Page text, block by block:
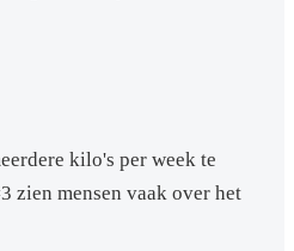
kilo's per week te
zien mensen vaak over het